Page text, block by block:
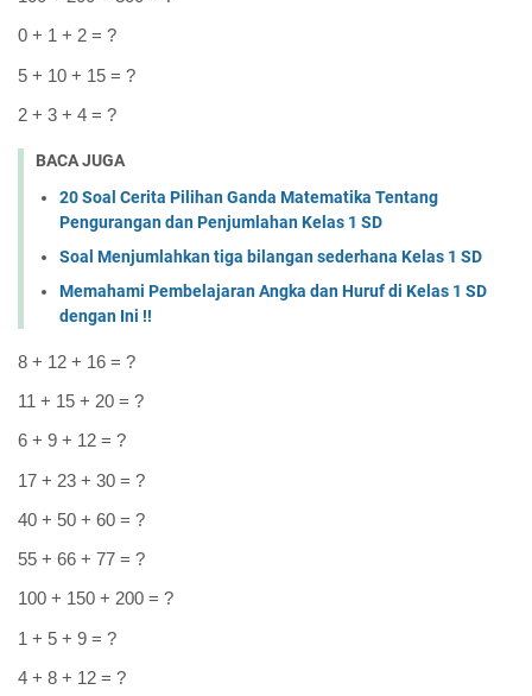
0 + 1 + 2 = ?
5 + 10 + 15 = ?
2 + 3 + 4 = ?
BACA JUGA
20 Soal Cerita Pilihan Ganda Matematika Tentang
Pengurangan dan Penjumlahan Kelas 1 SD
Soal Menjumlahkan tiga bilangan sederhana Kelas 1 SD
Memahami Pembelajaran Angka dan Huruf di Kelas 1 SD
dengan Ini !!
8 + 12 + 16 = ?
11 + 15 + 20 = ?
6 + 9 + 12 = ?
17 + 23 + 30 = ?
40 + 50 + 60 = ?
55 + 66 + 77 = ?
100 + 150 + 200 = ?
1 + 5 + 9 = ?
4 + 8 + 12 = ?